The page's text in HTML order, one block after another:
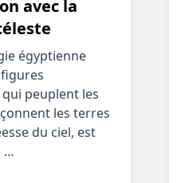
avec la
égyptienne
peuplent les
les terres
du ciel, est
…